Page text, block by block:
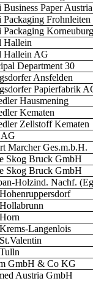
Paper
Frohnleiten
Packaging
Hallein
Hallein AG
Department 30
Ansfelden
Papierfabrik
Hausmening
Kematen
Zellstoff Kematen
Marcher Ges.m.b.H.
Skog Bruck GmbH
Skog Bruck GmbH
Holzind. Nachf.
Langenlois
GmbH & Co KG
Austria GmbH